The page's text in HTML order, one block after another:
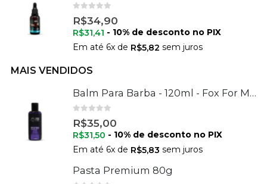
de 5
R$34,90
R$31,41 - 10% de desconto no PIX
Em até 6x de R$5,82 sem juros
MAIS VENDIDOS
Balm Para Barba - 120ml - Fox For Men
de 5
R$35,00
R$31,50 - 10% de desconto no PIX
Em até 6x de R$5,83 sem juros
Pasta Premium 80g